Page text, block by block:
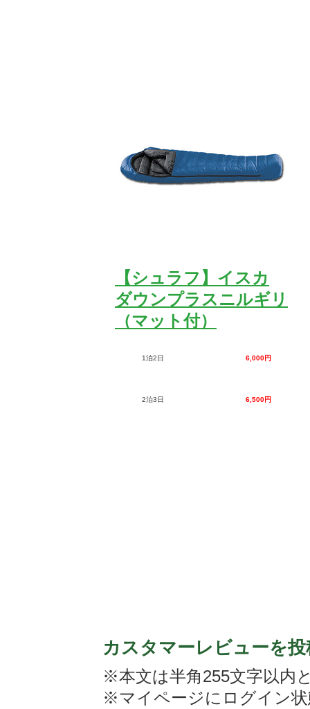
【シュラフ】イスカ
ダウンプラスニルギリ
（マット付）
1泊2日 6,000円
2泊3日 6,500円
カスタマーレビューを
※本文は半角255文字以内
※マイページにログイン